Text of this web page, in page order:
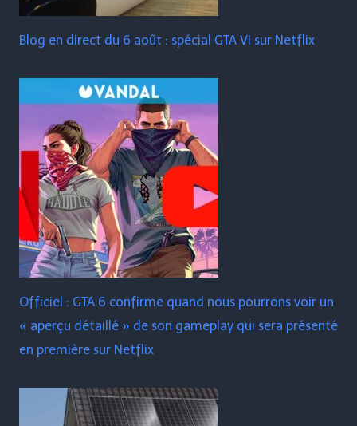
Blog en direct du 6 août : spécial GTA VI sur Netflix
Officiel : GTA 6 confirme quand nous pourrons voir un
« aperçu détaillé » de son gameplay qui sera présenté
en première sur Netflix